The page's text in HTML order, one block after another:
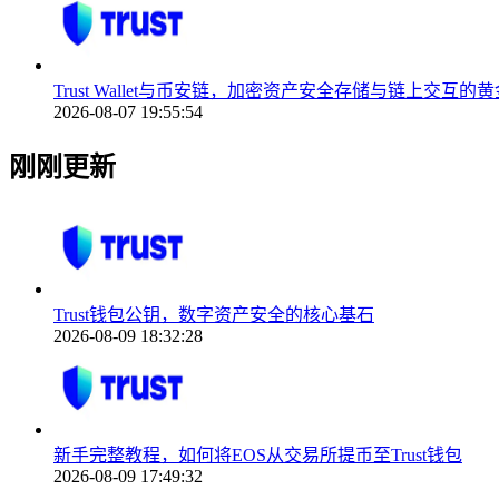
Trust Wallet与币安链，加密资产安全存储与链上交互的
2026-08-07 19:55:54
刚刚更新
Trust钱包公钥，数字资产安全的核心基石
2026-08-09 18:32:28
新手完整教程，如何将EOS从交易所提币至Trust钱包
2026-08-09 17:49:32